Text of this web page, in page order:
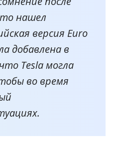
нашел
версия Euro
добавлена ​​в
Tesla могла
во время